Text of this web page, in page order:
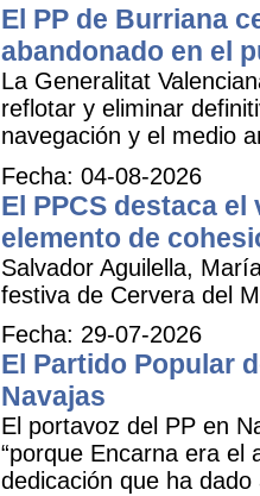
El PP de Burriana
abandonado en el
La Generalitat
reflotar y eliminar
navegación y el medio
Fecha: 04-08-2026
El PPCS destaca
elemento de
Salvador Aguilella,
festiva de Cervera del
Fecha: 29-07-2026
El Partido Popular
Navajas
El portavoz del PP en
“porque Encarna era el
dedicación que ha